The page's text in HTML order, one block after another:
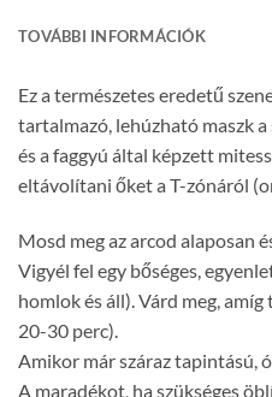
TOVÁBBI INFORMÁCIÓK
Ez a természetes eredetű
tartalmazó, lehúzható maszk
és a faggyú által képzett
eltávolítani őket a T-zónáról
Mosd meg az arcod alaposan
Vigyél fel egy bőséges,
homlok és áll). Várd meg,
20-30 perc).
Amikor már száraz tapintású,
A maradékot, ha szükséges